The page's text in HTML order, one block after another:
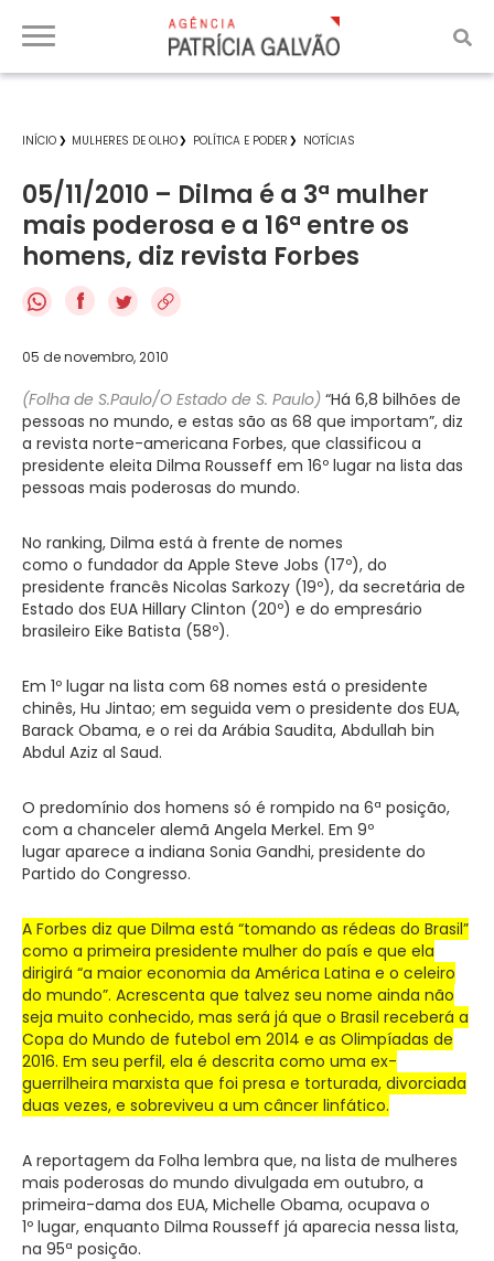
INÍCIO MULHERES DE OLHO POLÍTICA E PODER NOTÍCIAS
05/11/2010 – Dilma é a 3ª mulher
mais poderosa e a 16ª entre os
homens, diz revista Forbes
f
05 de novembro, 2010
(Folha de S.Paulo/O Estado de S. Paulo) “Há 6,8 bilhões de
pessoas no mundo, e estas são as 68 que importam”, diz
a revista norte-americana Forbes, que classificou a
presidente eleita Dilma Rousseff em 16º lugar na lista das
pessoas mais poderosas do mundo.
No ranking, Dilma está à frente de nomes
como o fundador da Apple Steve Jobs (17º), do
presidente francês Nicolas Sarkozy (19º), da secretária de
Estado dos EUA Hillary Clinton (20º) e do empresário
brasileiro Eike Batista (58º).
Em 1º lugar na lista com 68 nomes está o presidente
chinês, Hu Jintao; em seguida vem o presidente dos EUA,
Barack Obama, e o rei da Arábia Saudita, Abdullah bin
Abdul Aziz al Saud.
O predomínio dos homens só é rompido na 6ª posição,
com a chanceler alemã Angela Merkel. Em 9º
lugar aparece a indiana Sonia Gandhi, presidente do
Partido do Congresso.
A Forbes diz que Dilma está “tomando as rédeas do Brasil”
como a primeira presidente mulher do país e que ela
dirigirá “a maior economia da América Latina e o celeiro
do mundo”. Acrescenta que talvez seu nome ainda não
seja muito conhecido, mas será já que o Brasil receberá a
Copa do Mundo de futebol em 2014 e as Olimpíadas de
2016. Em seu perfil, ela é descrita como uma ex-
guerrilheira marxista que foi presa e torturada, divorciada
duas vezes, e sobreviveu a um câncer linfático.
A reportagem da Folha lembra que, na lista de mulheres
mais poderosas do mundo divulgada em outubro, a
primeira-dama dos EUA, Michelle Obama, ocupava o
1º lugar, enquanto Dilma Rousseff já aparecia nessa lista,
na 95ª posição.